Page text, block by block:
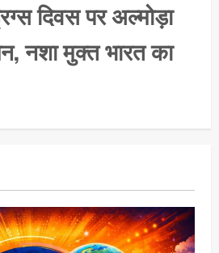
दिवस पर अल्मोड़ा
नशा मुक्त भारत का